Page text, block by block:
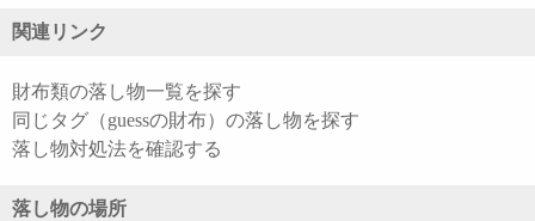
関連リンク
財布類の落し物一覧を探す
同じタグ（guessの財布）の落し物を探す
落し物対処法を確認する
落し物の場所